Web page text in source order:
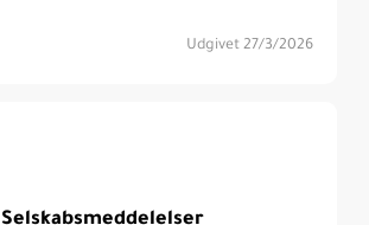
Udgivet 27/3/2026
Selskabsmeddelelser